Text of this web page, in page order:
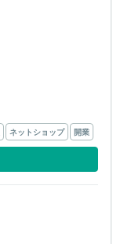
ネットショップ 開業